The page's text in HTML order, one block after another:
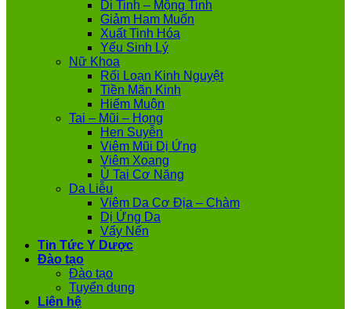
Di Tinh – Mộng Tinh
Giảm Ham Muốn
Xuất Tinh Hóa
Yếu Sinh Lý
Nữ Khoa
Rối Loạn Kinh Nguyệt
Tiền Mãn Kinh
Hiếm Muộn
Tai – Mũi – Họng
Hen Suyễn
Viêm Mũi Dị Ứng
Viêm Xoang
Ù Tai Cơ Năng
Da Liễu
Viêm Da Cơ Địa – Chàm
Dị Ứng Da
Vẩy Nến
Tin Tức Y Dược
Đào tạo
Đào tạo
Tuyển dụng
Liên hệ